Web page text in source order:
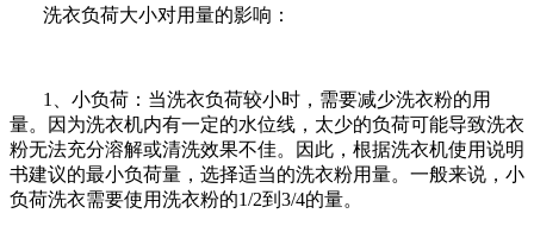
洗衣负荷大小对用量的影响：
1、小负荷：当洗衣负荷较小时，需要减少洗衣粉的用
量。因为洗衣机内有一定的水位线，太少的负荷可能导致洗衣
粉无法充分溶解或清洗效果不佳。因此，根据洗衣机使用说明
书建议的最小负荷量，选择适当的洗衣粉用量。一般来说，小
负荷洗衣需要使用洗衣粉的1/2到3/4的量。